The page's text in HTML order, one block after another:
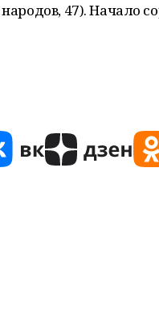
47). Начало